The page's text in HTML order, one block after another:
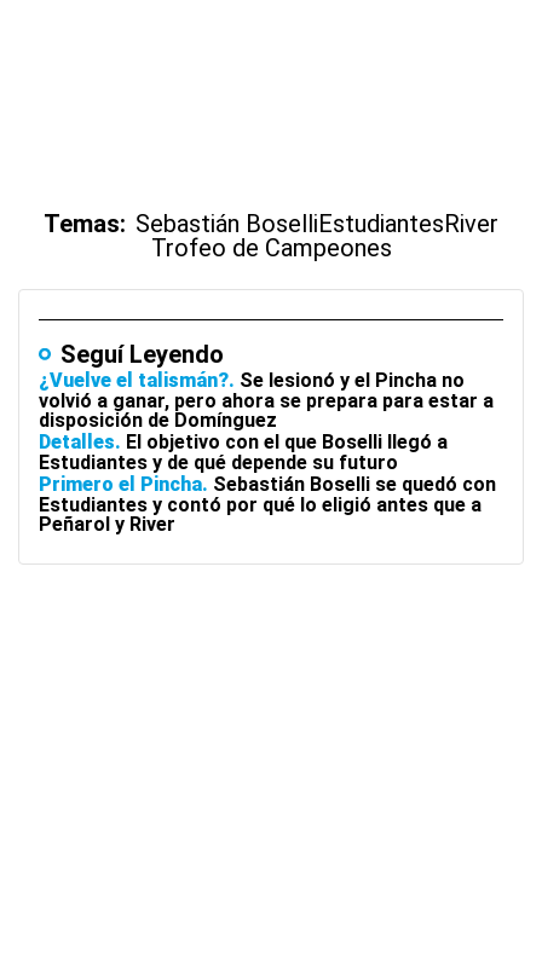
Temas: Sebastián BoselliEstudiantesRiver
Trofeo de Campeones
Seguí Leyendo
¿Vuelve el talismán? Se lesionó y el Pincha no
volvió a ganar, pero ahora se prepara para estar a
disposición de Domínguez
Detalles El objetivo con el que Boselli llegó a
Estudiantes y de qué depende su futuro
Primero el Pincha Sebastián Boselli se quedó con
Estudiantes y contó por qué lo eligió antes que a
Peñarol y River